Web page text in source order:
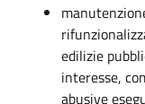
edilizie
interesse,
abusive